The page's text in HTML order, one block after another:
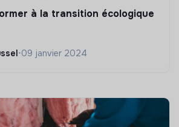
à la transition écologique
•09 janvier 2024